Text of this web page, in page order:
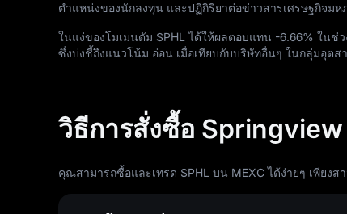
ตำแหน่งของนักลงทุน และปฏิกิริยาต่อข่าวสารเศรษฐกิจมห
ในแง่ของโมเมนตัม SPHL ได้ให้ผลตอบแทน -6.66% ในช่ว
ซึ่งบ่งชี้ถึงแนวโน้ม อ่อน เมื่อเทียบกับบริษัทอื่นๆ ในกลุ่มอุตส
วิธีการสั่งซื้อ
คุณสามารถซื้อและเทรด SPHL บน MEXC ได้ง่ายๆ เพียงส